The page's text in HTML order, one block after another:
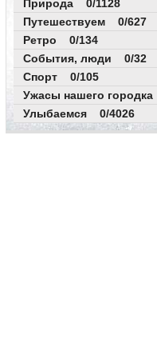
Природа 0/1128
Путешествуем 0/627
Ретро 0/134
События, люди 0/32
Спорт 0/105
Ужасы нашего
Улыбаемся 0/4026